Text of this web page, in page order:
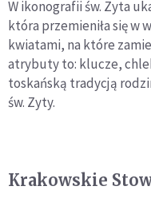
W ikonografii św. Zyta
która przemieniła się w
kwiatami, na które
atrybuty to: klucze,
toskańską tradycją
św. Zyty.
Krakowskie